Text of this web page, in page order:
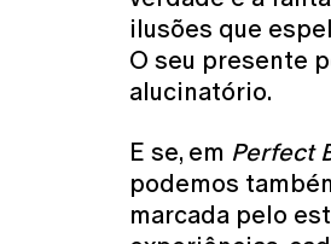
ilusões que
O seu presente
alucinatório.
E se, em Perfect
podemos
marcada pelo